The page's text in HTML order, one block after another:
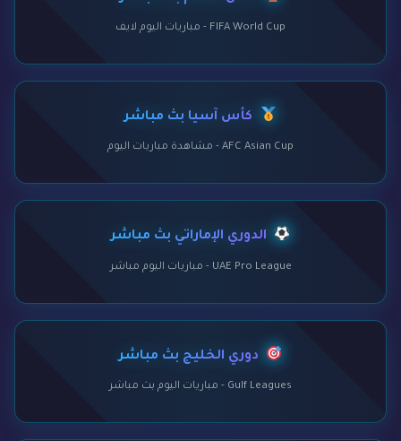
FIFA World Cup - مباريات اليوم لايف
كأس آسيا بث مباشر
AFC Asian Cup - مشاهدة مباريات اليوم
الدوري الإماراتي بث مباشر
UAE Pro League - مباريات اليوم مباشر
دوري الخليج بث مباشر
Gulf Leagues - مباريات اليوم بث مباشر